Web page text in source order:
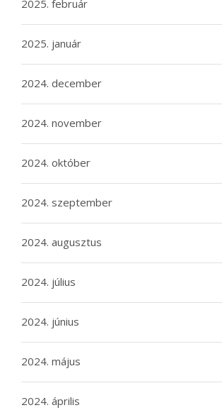
2025. február
2025. január
2024. december
2024. november
2024. október
2024. szeptember
2024. augusztus
2024. július
2024. június
2024. május
2024. április